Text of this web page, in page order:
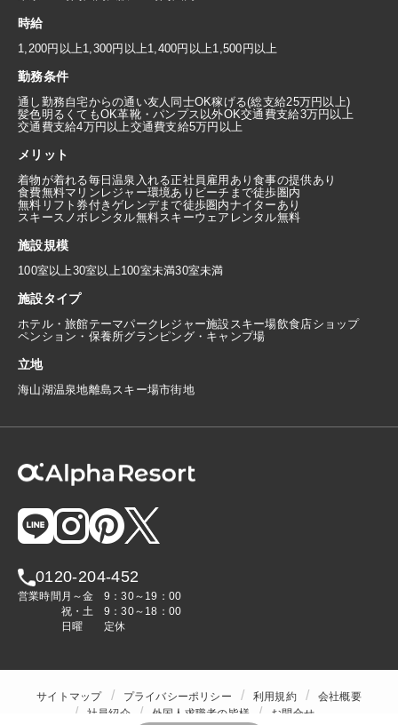
時給
1,200円以上1,300円以上1,400円以上1,500円以上
勤務条件
通し勤務自宅からの通い友人同士OK稼げる(総支給25万円以上)
髪色明るくてもOK革靴・パンプス以外OK交通費支給3万円以上
交通費支給4万円以上交通費支給5万円以上
メリット
着物が着れる毎日温泉入れる正社員雇用あり食事の提供あり
食費無料マリンレジャー環境あり ビーチまで徒歩圏内
無料リフト券付きゲレンデまで徒歩圏内ナイターあり
スキースノボレンタル無料スキーウェアレンタル無料
施設規模
100室以上30室以上100室未満30室未満
施設タイプ
ホテル・旅館テーマパーク レジャー施設 スキー場飲食店ショップ
ペンション・保養所グランピング・キャンプ場
立地
海山湖温泉地離島 スキー場市街地
0120-204-452
営業時間 月～金
9：30～19：00
祝・土
9：30～18：00
日曜
定休
サイトマップ プライバシーポリシー 利用規約
会社概要
社員紹介
外国人求職者の皆様
お問合せ